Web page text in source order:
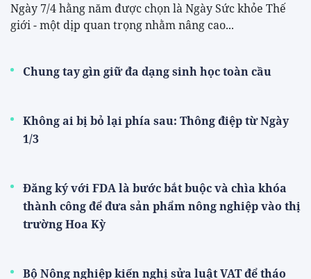
Ngày 7/4 hằng năm được chọn là Ngày Sức khỏe Thế
giới - một dịp quan trọng nhằm nâng cao...
Chung tay gìn giữ đa dạng sinh học toàn cầu
Không ai bị bỏ lại phía sau: Thông điệp từ Ngày
1/3
Đăng ký với FDA là bước bắt buộc và chìa khóa
thành công để đưa sản phẩm nông nghiệp vào thị
trường Hoa Kỳ
Bộ Nông nghiệp kiến nghị sửa luật VAT để tháo